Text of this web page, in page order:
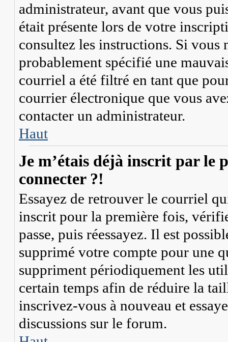
administrateur, avant que vous
était présente lors de votre
consultez les instructions. Si vous
probablement spécifié une
courriel a été filtré en tant que
courrier électronique que vous
contacter un administrateur.
Haut
Je m’étais déjà inscrit par le
connecter ?!
Essayez de retrouver le courriel
inscrit pour la première fois,
passe, puis réessayez. Il est
supprimé votre compte pour une
suppriment périodiquement les
certain temps afin de réduire la
inscrivez-vous à nouveau et
discussions sur le forum.